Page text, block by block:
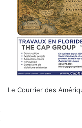
Le Courrier des